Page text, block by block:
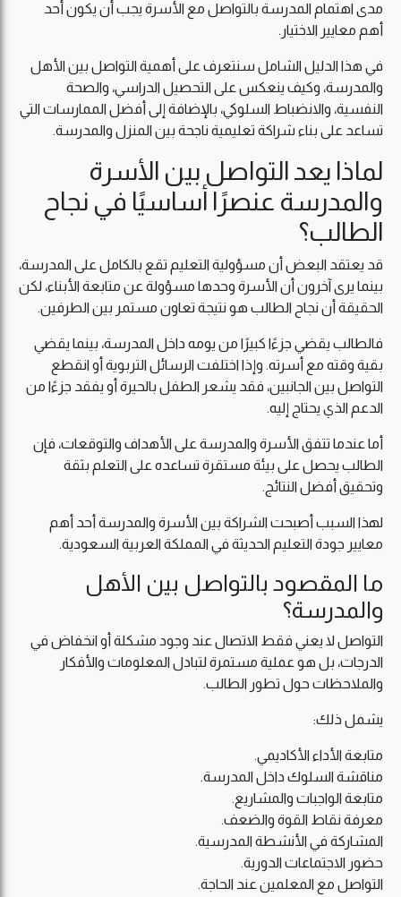
مدى اهتمام المدرسة بالتواصل مع الأسرة يجب أن يكون أحد
أهم معايير الاختيار.
في هذا الدليل الشامل سنتعرف على أهمية التواصل بين الأهل
والمدرسة، وكيف ينعكس على التحصيل الدراسي، والصحة
النفسية، والانضباط السلوكي، بالإضافة إلى أفضل الممارسات التي
تساعد على بناء شراكة تعليمية ناجحة بين المنزل والمدرسة.
لماذا يعد التواصل بين الأسرة
والمدرسة عنصرًا أساسيًا في نجاح
الطالب؟
قد يعتقد البعض أن مسؤولية التعليم تقع بالكامل على المدرسة،
بينما يرى آخرون أن الأسرة وحدها مسؤولة عن متابعة الأبناء، لكن
الحقيقة أن نجاح الطالب هو نتيجة تعاون مستمر بين الطرفين.
فالطالب يقضي جزءًا كبيرًا من يومه داخل المدرسة، بينما يقضي
بقية وقته مع أسرته. وإذا اختلفت الرسائل التربوية أو انقطع
التواصل بين الجانبين، فقد يشعر الطفل بالحيرة أو يفقد جزءًا من
الدعم الذي يحتاج إليه.
أما عندما تتفق الأسرة والمدرسة على الأهداف والتوقعات، فإن
الطالب يحصل على بيئة مستقرة تساعده على التعلم بثقة
وتحقيق أفضل النتائج.
لهذا السبب أصبحت الشراكة بين الأسرة والمدرسة أحد أهم
معايير جودة التعليم الحديثة في المملكة العربية السعودية.
ما المقصود بالتواصل بين الأهل
والمدرسة؟
التواصل لا يعني فقط الاتصال عند وجود مشكلة أو انخفاض في
الدرجات، بل هو عملية مستمرة لتبادل المعلومات والأفكار
والملاحظات حول تطور الطالب.
يشمل ذلك:
متابعة الأداء الأكاديمي.
مناقشة السلوك داخل المدرسة.
متابعة الواجبات والمشاريع.
معرفة نقاط القوة والضعف.
المشاركة في الأنشطة المدرسية.
حضور الاجتماعات الدورية.
التواصل مع المعلمين عند الحاجة.